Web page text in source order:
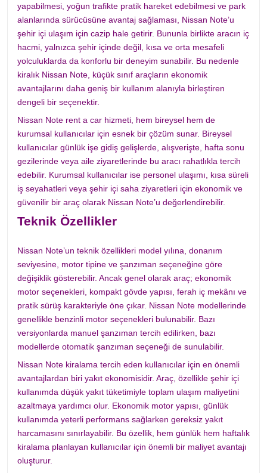
yapabilmesi, yoğun trafikte pratik hareket edebilmesi ve park
alanlarında sürücüsüne avantaj sağlaması, Nissan Note’u
şehir içi ulaşım için cazip hale getirir. Bununla birlikte aracın iç
hacmi, yalnızca şehir içinde değil, kısa ve orta mesafeli
yolculuklarda da konforlu bir deneyim sunabilir. Bu nedenle
kiralık Nissan Note, küçük sınıf araçların ekonomik
avantajlarını daha geniş bir kullanım alanıyla birleştiren
dengeli bir seçenektir.
Nissan Note rent a car hizmeti, hem bireysel hem de
kurumsal kullanıcılar için esnek bir çözüm sunar. Bireysel
kullanıcılar günlük işe gidiş gelişlerde, alışverişte, hafta sonu
gezilerinde veya aile ziyaretlerinde bu aracı rahatlıkla tercih
edebilir. Kurumsal kullanıcılar ise personel ulaşımı, kısa süreli
iş seyahatleri veya şehir içi saha ziyaretleri için ekonomik ve
güvenilir bir araç olarak Nissan Note’u değerlendirebilir.
Teknik Özellikler
Nissan Note’un teknik özellikleri model yılına, donanım
seviyesine, motor tipine ve şanzıman seçeneğine göre
değişiklik gösterebilir. Ancak genel olarak araç; ekonomik
motor seçenekleri, kompakt gövde yapısı, ferah iç mekânı ve
pratik sürüş karakteriyle öne çıkar. Nissan Note modellerinde
genellikle benzinli motor seçenekleri bulunabilir. Bazı
versiyonlarda manuel şanzıman tercih edilirken, bazı
modellerde otomatik şanzıman seçeneği de sunulabilir.
Nissan Note kiralama tercih eden kullanıcılar için en önemli
avantajlardan biri yakıt ekonomisidir. Araç, özellikle şehir içi
kullanımda düşük yakıt tüketimiyle toplam ulaşım maliyetini
azaltmaya yardımcı olur. Ekonomik motor yapısı, günlük
kullanımda yeterli performans sağlarken gereksiz yakıt
harcamasını sınırlayabilir. Bu özellik, hem günlük hem haftalık
kiralama planlayan kullanıcılar için önemli bir maliyet avantajı
oluşturur.